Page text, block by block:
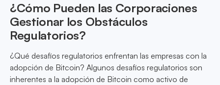
¿Cómo Pueden las Corporaciones
Gestionar los Obstáculos
Regulatorios?
¿Qué desafíos regulatorios enfrentan las empresas con la
adopción de Bitcoin? Algunos desafíos regulatorios son
inherentes a la adopción de Bitcoin como activo de